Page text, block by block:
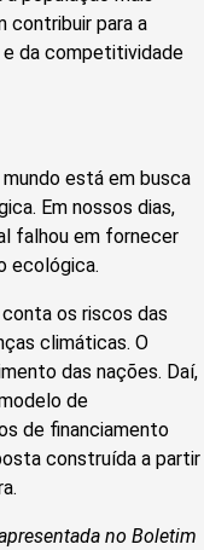
contribuir para a
da competitividade
está em busca
Em nossos dias,
falhou em fornecer
ecológica.
os riscos das
climáticas. O
das nações. Daí,
de
de financiamento
construída a partir
no Boletim